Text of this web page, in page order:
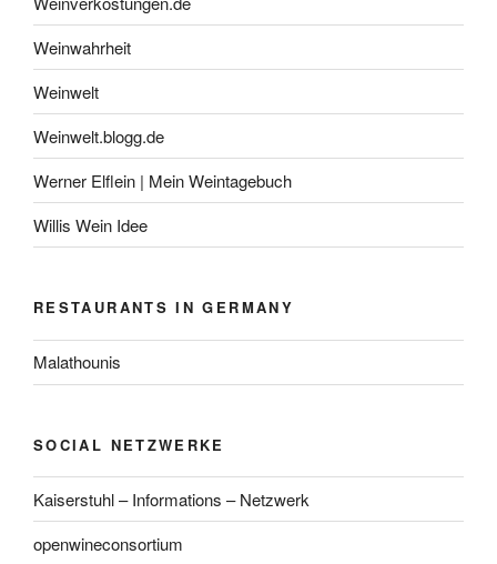
Weinwahrheit
Weinwelt
Weinwelt.blogg.de
Werner Elflein | Mein Weintagebuch
Willis Wein Idee
RESTAURANTS IN GERMANY
Malathounis
SOCIAL NETZWERKE
Kaiserstuhl – Informations – Netzwerk
openwineconsortium